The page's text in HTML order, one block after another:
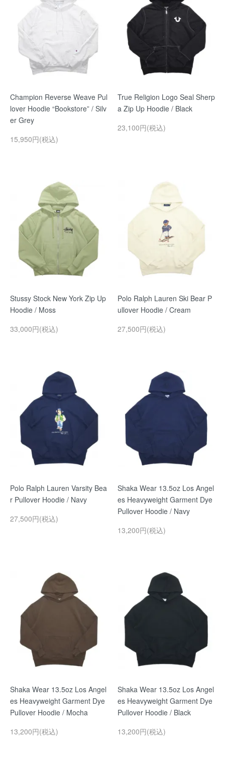
Champion Reverse Weave Pul
lover Hoodie “Bookstore” / Silv
er Grey
15,950円(税込)
True Religion Logo Seal Sherp
a Zip Up Hoodie / Black
23,100円(税込)
Stussy Stock New York Zip Up
Hoodie / Moss
33,000円(税込)
Polo Ralph Lauren Ski Bear P
ullover Hoodie / Cream
27,500円(税込)
Polo Ralph Lauren Varsity Bea
r Pullover Hoodie / Navy
27,500円(税込)
Shaka Wear 13.5oz Los Angel
es Heavyweight Garment Dye
Pullover Hoodie / Navy
13,200円(税込)
Shaka Wear 13.5oz Los Angel
es Heavyweight Garment Dye
Pullover Hoodie / Mocha
13,200円(税込)
Shaka Wear 13.5oz Los Angel
es Heavyweight Garment Dye
Pullover Hoodie / Black
13,200円(税込)